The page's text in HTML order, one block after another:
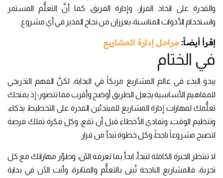
والقدرة على اتخاذ القرار، وإدارة الفريق، كما أنَّ التعلُّم المستمر
واستخدام الأدوات المناسبة، يعززان من نجاح المدير في أي مشروع.
إقرأ أيضاً: مراحل إدارة المشاريع
في الختام
يبدو البدء في عالم المشاريع مربكاً في البداية، لكنَّ الفهم التدريجي
للمفاهيم الأساسية يجعل الطريق أوضح وأقرب مما تتصور؛ إذ يمنحك
تعلُّمك لمهارات إدارة المشاريع للمبتدئين القدرة على التخطيط بذكاء،
وتنظيم الوقت، وتفادي الأخطاء قبل أن تقع، وكل فكرة تملك فرصة
لتصبح مشروعاً ناجحاً، وكل خطوة تبدأ من قرار.
لا تنتظر الخبرة الكاملة لتبدأ، ابدأ بما تعرفه الآن، وطوِّر مهاراتك مع كل
تجربة، فالمشاريع الناجحة تُبنى بالتعلُّم والمثابرة، وأنت الآن في بداية